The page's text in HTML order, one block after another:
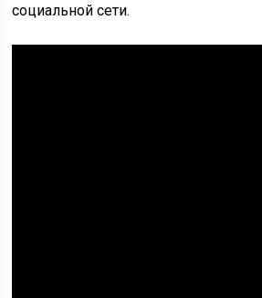
социальной сети.